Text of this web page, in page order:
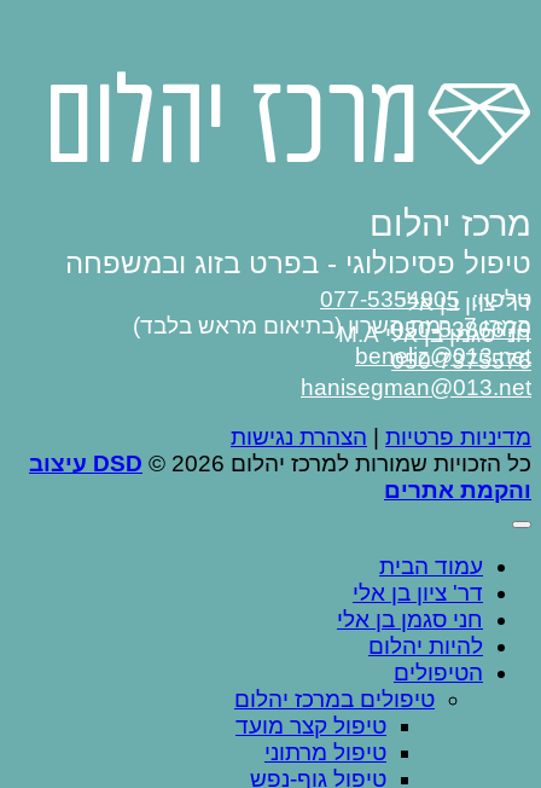
מרכז יהלום
טיפול פסיכולוגי - בפרט בזוג ובמשפחה
טלפון: 077-5354805
המרי 7, רמת השרון (בתיאום מראש בלבד)
דר' ציון בן אלי
050-5386679
beneliz@013.net
חני סגמן בן אלי M.A
050-7375576
hanisegman@013.net
מדיניות פרטיות | הצהרת נגישות
כל הזכויות שמורות למרכז יהלום 2026 ©
DSD עיצוב
והקמת אתרים
עמוד הבית
דר' ציון בן אלי
חני סגמן בן אלי
להיות יהלום
הטיפולים
טיפולים במרכז יהלום
טיפול קצר מועד
טיפול מרתוני
טיפול גוף-נפש